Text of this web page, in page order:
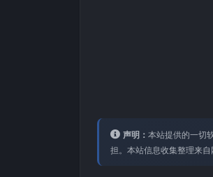
声明： 本站提供的⼀切
担。本站信息收集整理来